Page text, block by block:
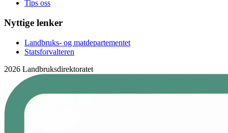
Tips oss
Nyttige lenker
Landbruks- og matdepartementet
Statsforvalteren
2026 Landbruksdirektoratet